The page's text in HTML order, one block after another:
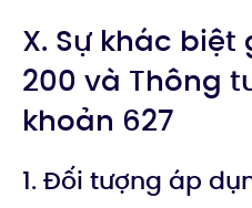
X. Sự khác
200 và Thông
khoản 627
1. Đối tượng áp